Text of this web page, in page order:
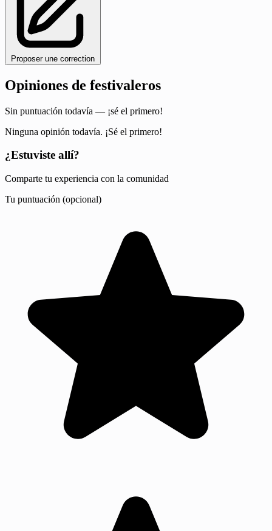
Proposer une correction
Opiniones de festivaleros
Sin puntuación todavía — ¡sé el primero!
Ninguna opinión todavía. ¡Sé el primero!
¿Estuviste allí?
Comparte tu experiencia con la comunidad
Tu puntuación (opcional)